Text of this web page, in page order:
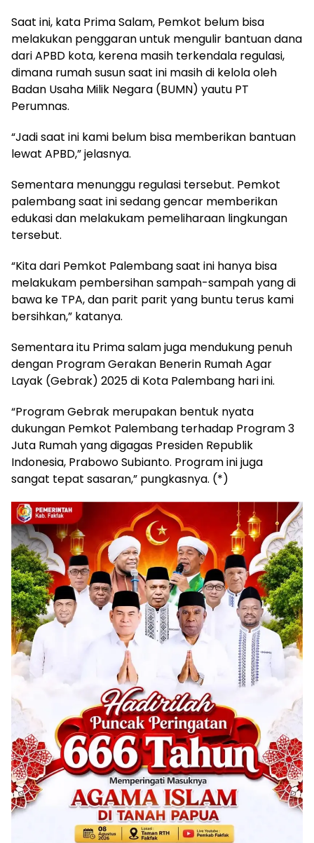
Saat ini, kata Prima Salam, Pemkot belum bisa
melakukan penggaran untuk mengulir bantuan dana
dari APBD kota, kerena masih terkendala regulasi,
dimana rumah susun saat ini masih di kelola oleh
Badan Usaha Milik Negara (BUMN) yautu PT
Perumnas.
“Jadi saat ini kami belum bisa memberikan bantuan
lewat APBD,” jelasnya.
Sementara menunggu regulasi tersebut. Pemkot
palembang saat ini sedang gencar memberikan
edukasi dan melakukam pemeliharaan lingkungan
tersebut.
“Kita dari Pemkot Palembang saat ini hanya bisa
melakukam pembersihan sampah-sampah yang di
bawa ke TPA, dan parit parit yang buntu terus kami
bersihkan,” katanya.
Sementara itu Prima salam juga mendukung penuh
dengan Program Gerakan Benerin Rumah Agar
Layak (Gebrak) 2025 di Kota Palembang hari ini.
“Program Gebrak merupakan bentuk nyata
dukungan Pemkot Palembang terhadap Program 3
Juta Rumah yang digagas Presiden Republik
Indonesia, Prabowo Subianto. Program ini juga
sangat tepat sasaran,” pungkasnya. (*)